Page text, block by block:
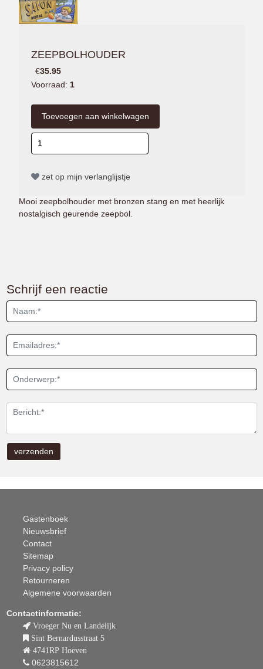
ZEEPBOLHOUDER
€35.95
Voorraad: 1
zet op mijn verlanglijstje
Mooi zeepbolhouder met bronzen stang en met heerlijk
nostalgisch geurende zeepbol.
Schrijf een reactie
Gastenboek
Nieuwsbrief
Contact
Sitemap
Privacy policy
Retourneren
Algemene voorwaarden
Contactinformatie:
Vroeger Nu en Landelijk
Sint Bernardusstraat 5
4741RP Hoeven
0623815612